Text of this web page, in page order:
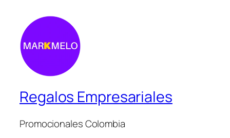
Regalos Empresariales
Promocionales Colombia